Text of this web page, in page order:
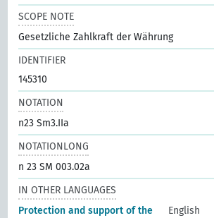
SCOPE NOTE
Gesetzliche Zahlkraft der Währung
IDENTIFIER
145310
NOTATION
n23 Sm3.IIa
NOTATIONLONG
n 23 SM 003.02a
IN OTHER LANGUAGES
Protection and support of the
English